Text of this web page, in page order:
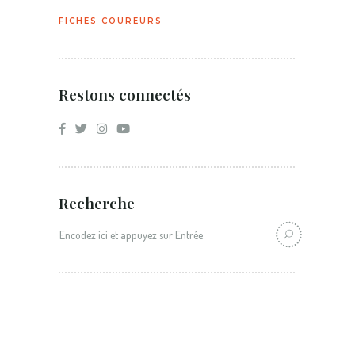
FICHES COUREURS
Restons connectés
Recherche